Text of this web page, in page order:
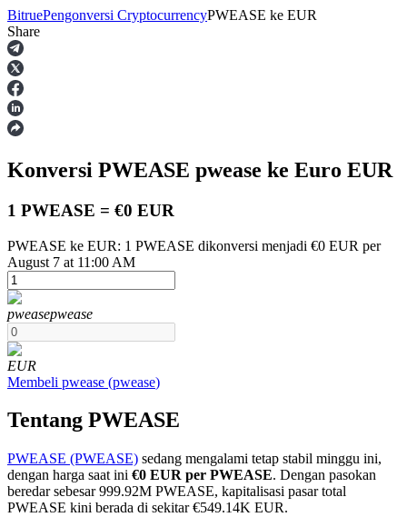
Berjangka
USDT Berjangka
COIN-M Berjangka
BitruePengonversi CryptocurrencyPWEASE ke EUR
Share
Konversi PWEASE pwease ke Euro EUR
1 PWEASE = €0 EUR
PWEASE ke EUR: 1 PWEASE dikonversi menjadi €0 EUR per
August 7 at 11:00 AM
pweasepwease
EUR
Membeli pwease (pwease)
Tentang PWEASE
PWEASE (PWEASE) sedang mengalami tetap stabil minggu ini,
dengan harga saat ini €0 EUR per PWEASE. Dengan pasokan
beredar sebesar 999.92M PWEASE, kapitalisasi pasar total
PWEASE kini berada di sekitar €549.14K EUR.